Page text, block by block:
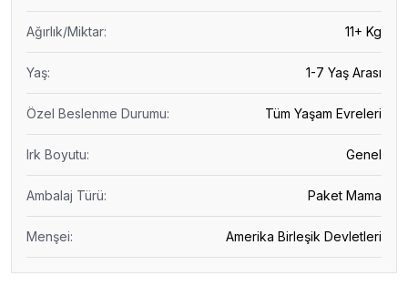
Ağırlık/Miktar: 11+ Kg
Yaş: 1-7 Yaş Arası
Özel Beslenme Durumu: Tüm Yaşam Evreleri
Irk Boyutu: Genel
Ambalaj Türü: Paket Mama
Menşei: Amerika Birleşik Devletleri